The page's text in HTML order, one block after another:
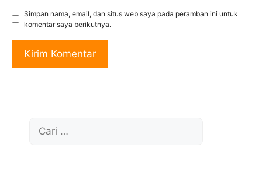
Simpan nama, email, dan situs web saya pada peramban ini untuk
komentar saya berikutnya.
untuk: